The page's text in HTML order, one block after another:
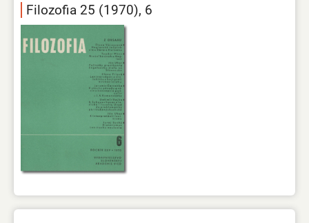
Filozofia 25 (1970), 6